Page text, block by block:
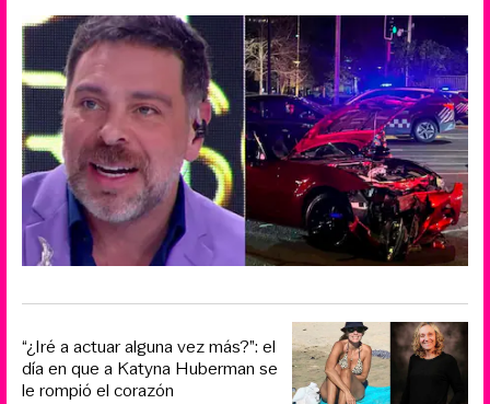
“¿Iré a actuar alguna vez más?”: el
día en que a Katyna Huberman se
le rompió el corazón